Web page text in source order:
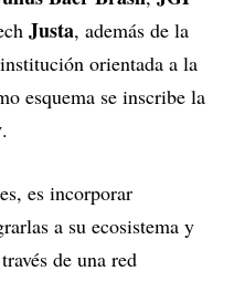
Justa, además de la
institución orientada a la
esquema se inscribe la
.
es incorporar
a su ecosistema y
de una red